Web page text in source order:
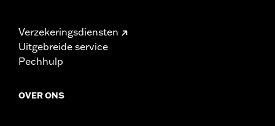
Verzekeringsdiensten
Uitgebreide service
Pechhulp
OVER ONS